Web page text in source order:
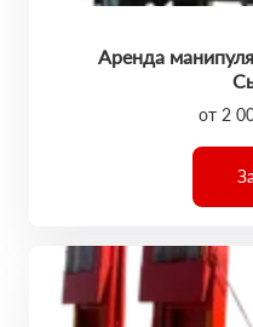
Аренда
от 2